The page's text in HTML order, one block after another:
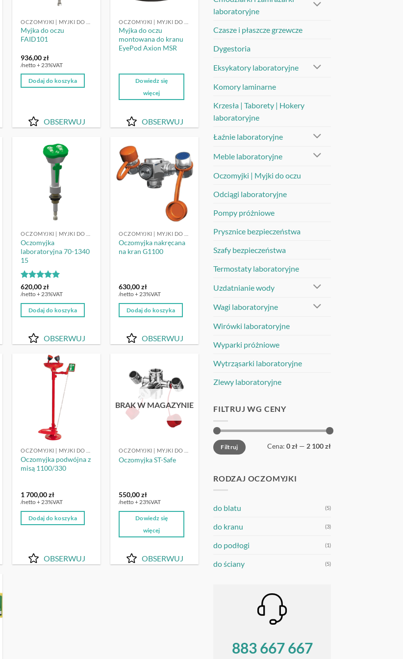
Myjka do oczu
FAID101
936,00zł
/netto + 23%VAT
Dodaj do koszyka
OBSERWUJ
Myjka do oczu
montowana do kranu
EyePod Axion MSR
Dowiedz się
więcej
OBSERWUJ
OBSERWUJ
Oczomyjka
laboratoryjna 70-1340
15
Oceniono
na 5
620,00zł
/netto + 23%VAT
Dodaj do koszyka
OBSERWUJ
OBSERWUJ
Oczomyjka nakręcana
na kran G1100
630,00zł
/netto + 23%VAT
Dodaj do koszyka
OBSERWUJ
OBSERWUJ
Oczomyjka podwójna z
misą 1100/330
1 700,00zł
/netto + 23%VAT
Dodaj do koszyka
OBSERWUJ
OBSERWUJ
BRAK W MAGAZYNIE
Oczomyjka ST-Safe
550,00zł
/netto + 23%VAT
Dowiedz się
więcej
OBSERWUJ
laboratoryjne
Czasze i płaszcze grzewcze
Dygestoria
Eksykatory laboratoryjne
Komory laminarne
Krzesła | Taborety | Hokery
laboratoryjne
Łaźnie laboratoryjne
Meble laboratoryjne
Oczomyjki | Myjki do oczu
Odciągi laboratoryjne
Pompy próżniowe
Prysznice bezpieczeństwa
Szafy bezpieczeństwa
Termostaty laboratoryjne
Uzdatnianie wody
Wagi laboratoryjne
Wirówki laboratoryjne
Wyparki próżniowe
Wytrząsarki laboratoryjne
Zlewy laboratoryjne
FILTRUJ WG CENY
Cena
min
Cena
maxFiltruj Cena: 0 zł — 2 100 zł
RODZAJ OCZOMYJKI
do blatu (5)
do kranu (3)
do podłogi (1)
do ściany (5)
883 667 667